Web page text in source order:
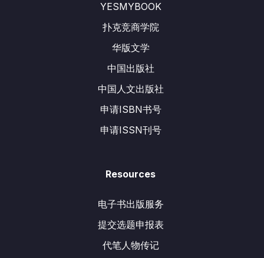
YESMYBOOK
扑克竞商学院
华版文学
中国出版社
中国人文出版社
申请ISBN书号
申请ISSN刊号
Resources
电子书出版服务
提交选题申报表
代笔人物传记